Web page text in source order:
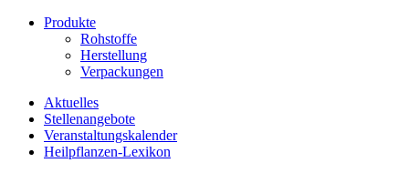
Produkte
Rohstoffe
Herstellung
Verpackungen
Aktuelles
Stellenangebote
Veranstaltungskalender
Heilpflanzen-Lexikon